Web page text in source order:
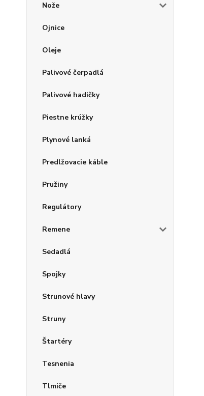
Nože
Ojnice
Oleje
Palivové čerpadlá
Palivové hadičky
Piestne krúžky
Plynové lanká
Predlžovacie káble
Pružiny
Regulátory
Remene
Sedadlá
Spojky
Strunové hlavy
Struny
Štartéry
Tesnenia
Tlmiče